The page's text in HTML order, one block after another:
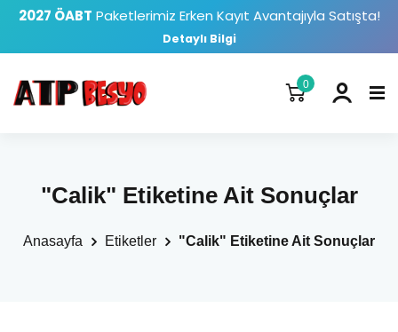
2027 ÖABT Paketlerimiz Erken Kayıt Avantajıyla Satışta!
Detaylı Bilgi
0
"Calik" Etiketine Ait Sonuçlar
Anasayfa Etiketler "Calik" Etiketine Ait Sonuçlar